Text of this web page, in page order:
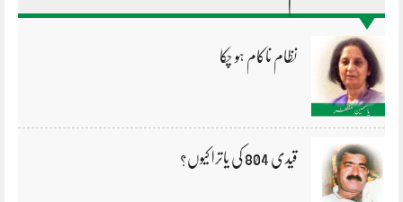
نظام ناکام ہو چکا
قیدی 804 کی یاترا کیوں؟